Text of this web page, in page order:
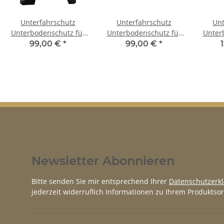
Unterfahrschutz
Unterbodenschutz für
Mercedes W107 SL 107
99,00 € *
Unterfahrschutz
Unterbodenschutz für
Mercedes Benz E-
99,00 € *
Newsletter Abonnieren
Bitte senden Sie mir entsprechend Ihrer
jederzeit widerruflich Informationen zu Ihrem